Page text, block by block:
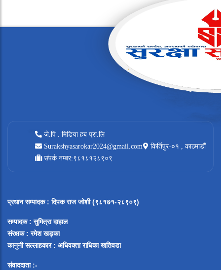
जे.पि . मिडिया हब प्रा.लि
Surakshyasarokar2024@gmail.com
किर्तिपुर-०१ , काठमाडौं
संपर्क नम्बर:९८१८१२८९०९
प्रधान सम्पादक: दिपक राज जोशी (९८१७१-२८९०९)
सम्पादक : सुमित्रा दाहाल
संरक्षक : रमेश खड्का
कानुनी सल्लाहकार : अधिवक्ता राधिका खतिवडा
संवाददाता :-